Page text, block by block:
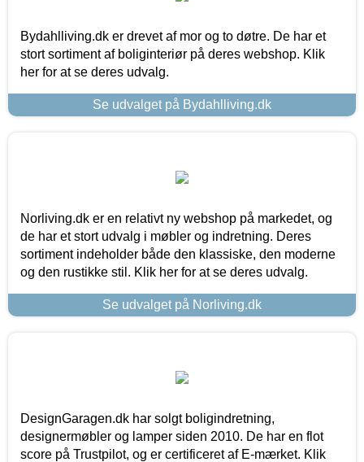
Bydahlliving.dk er drevet af mor og to døtre. De har et
stort sortiment af boliginteriør på deres webshop. Klik
her for at se deres udvalg.
Se udvalget på Bydahlliving.dk
Norliving.dk er en relativt ny webshop på markedet, og
de har et stort udvalg i møbler og indretning. Deres
sortiment indeholder både den klassiske, den moderne
og den rustikke stil. Klik her for at se deres udvalg.
Se udvalget på Norliving.dk
DesignGaragen.dk har solgt boligindretning,
designermøbler og lamper siden 2010. De har en flot
score på Trustpilot, og er certificeret af E-mærket. Klik